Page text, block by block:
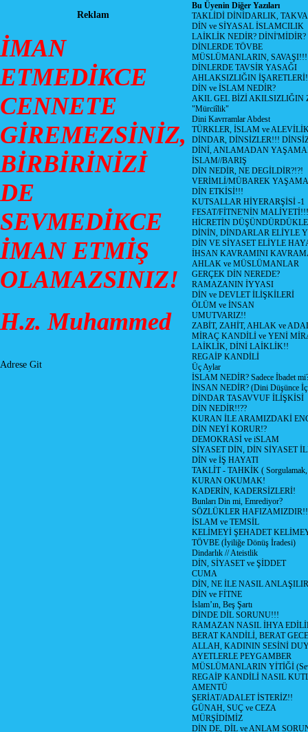
Reklam
İMAN
ETMEDİKCE
CENNETE
GİREMEZSİNİZ,
BİRBİRİNİZİ
DE
SEVMEDİKCE
İMAN ETMİŞ
OLAMAZSINIZ!
H.z. Muhammed
Adrese Git
Bu Üyenin Diğer Yazıları
TAKLİDİ DİNİDARLIK,
DİN ve SİYASAL İSLAMCILIK
LAİKLİK NEDİR? DİNİ'MİDİR?
DİNLERDE TÖVBE
MÜSLÜMANLARIN, SAVAŞI!!!
DİNLERDE TAVSİR YASAĞI
AHLAKSIZLIĞIN
DİN ve İSLAM NEDİR?
AKIL GEL BİZİ AKILSIZLIĞIN
"Mürciîlik"
Dini Kavrramlar Abdest
TÜRKLER, İSLAM ve
DİNDAR, DİNSİZLER!!!
DİNİ, ANLAMADAN
İSLAM//BARIŞ
DİN NEDİR, NE DEGİLDİR?!?!
VERİMLİ/MÜBAREK
DİN ETKİSİ!!!
KUTSALLAR HİYERARŞİSİ -1
FESAT/FİTNE'NİN MALİYETİ!!!
HİCRETİN
DİNİN, DİNDARLAR ELİYLE
DİN VE SİYASET ELİYLE
İHSAN KAVRAMINI
AHLAK ve MÜSLÜMANLAR
GERÇEK DİN NEREDE?
RAMAZANIN İYYASI
DİN ve DEVLET İLİŞKİLERİ
ÖLÜM ve İNSAN
UMUTVARIZ!!
ZABİT, ZAHİT, AHLAK ve
MİRAÇ KANDİLİ ve YENİ
LAİKLİK, DİNİ LAİKLİK!!
REGAİP KANDİLİ
Üç Aylar
İSLAM NEDİR? Sadece İbadet
İNSAN NEDİR? (Dini Düşünce
DİNDAR TASAVVUF İLİŞKİSİ
DİN NEDİR!!??
KURAN İLE ARAMIZDAKİ
DİN NEYİ KORUR!?
DEMOKRASİ ve iSLAM
SİYASET DİN, DİN SİYASET
DİN ve İŞ HAYATI
TAKLİT - TAHKİK ( Sorgulamak,
KURAN OKUMAK!
KADERİN, KADERSİZLERİ!
Bunları Din mi, Emrediyor?
SÖZLÜKLER HAFIZAMIZDIR!!
İSLAM ve TEMSİL
KELİMEYİ ŞEHADET
TÖVBE (İyiliğe Dönüş İradesi)
Dindarlık // Ateistlik
DİN, SİYASET ve ŞİDDET
CUMA
DİN, NE İLE NASIL
DİN ve FİTNE
İslam’ın, Beş Şartı
DİNDE DİL SORUNU!!!
RAMAZAN NASIL İHYA
BERAT KANDİLİ, BERAT
ALLAH, KADININ SESİNİ
AYETLERLE PEYGAMBER
MÜSLÜMANLARIN YİTİĞİ
REGAİP KANDİLİ NASIL
AMENTÜ
ŞERİAT/ADALET İSTERİZ!!
GÜNAH, SUÇ ve CEZA
MÜRŞİDİMİZ
DİN DE, DİL ve ANLAM